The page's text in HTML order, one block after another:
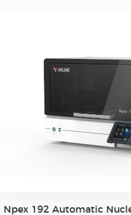
Panall 8000 All-In-One